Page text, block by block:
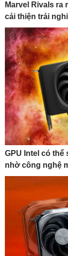
Marvel Rivals ra
cải thiện trải
GPU Intel có
nhờ công nghệ